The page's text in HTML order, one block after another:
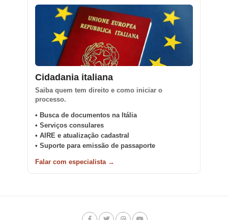
Cidadania italiana
Saiba quem tem direito e como iniciar o
processo.
• Busca de documentos na Itália
• Serviços consulares
• AIRE e atualização cadastral
• Suporte para emissão de passaporte
Falar com especialista →